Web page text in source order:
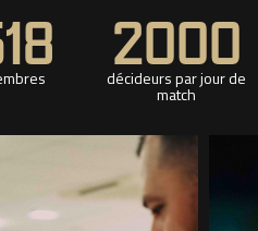
2000
décideurs par jour de
match